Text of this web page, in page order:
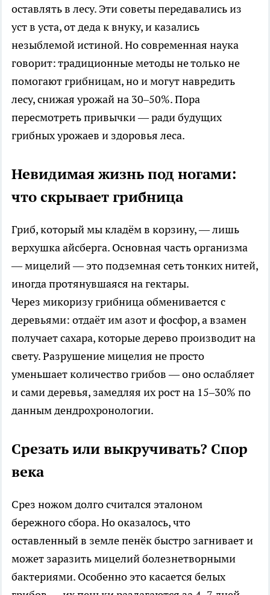
оставлять в лесу. Эти советы передавались из
уст в уста, от деда к внуку, и казались
незыблемой истиной. Но современная наука
говорит: традиционные методы не только не
помогают грибницам, но и могут навредить
лесу, снижая урожай на 30–50%. Пора
пересмотреть привычки — ради будущих
грибных урожаев и здоровья леса.
Невидимая жизнь под ногами:
что скрывает грибница
Гриб, который мы кладём в корзину, — лишь
верхушка айсберга. Основная часть организма
— мицелий — это подземная сеть тонких нитей,
иногда протянувшаяся на гектары.
Через микоризу грибница обменивается с
деревьями: отдаёт им азот и фосфор, а взамен
получает сахара, которые дерево производит на
свету. Разрушение мицелия не просто
уменьшает количество грибов — оно ослабляет
и сами деревья, замедляя их рост на 15–30% по
данным дендрохронологии.
Срезать или выкручивать? Спор
века
Срез ножом долго считался эталоном
бережного сбора. Но оказалось, что
оставленный в земле пенёк быстро загнивает и
может заразить мицелий болезнетворными
бактериями. Особенно это касается белых